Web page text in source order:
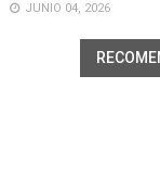
JUNIO 04, 2026